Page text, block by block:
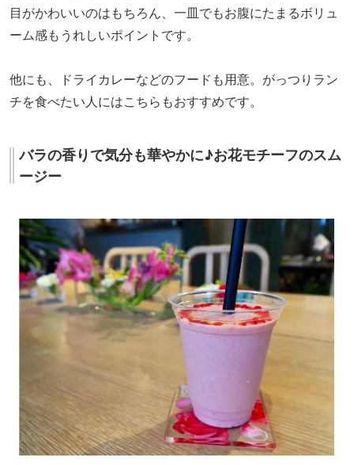
目がかわいいのはもちろん、一皿でもお腹にたまるボリュ
ーム感もうれしいポイントです。
他にも、ドライカレーなどのフードも用意。がっつりラン
チを食べたい人にはこちらもおすすめです。
バラの香りで気分も華やかに♪お花モチーフのスム
ージー